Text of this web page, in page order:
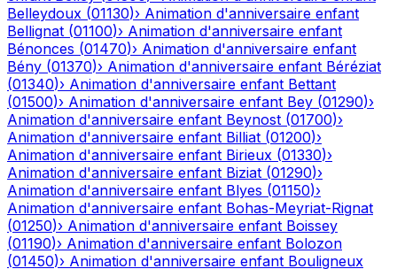
Belleydoux (01130)› Animation d'anniversaire enfant
Bellignat (01100)› Animation d'anniversaire enfant
Bénonces (01470)› Animation d'anniversaire enfant
Bény (01370)› Animation d'anniversaire enfant Béréziat
(01340)› Animation d'anniversaire enfant Bettant
(01500)› Animation d'anniversaire enfant Bey (01290)›
Animation d'anniversaire enfant Beynost (01700)›
Animation d'anniversaire enfant Billiat (01200)›
Animation d'anniversaire enfant Birieux (01330)›
Animation d'anniversaire enfant Biziat (01290)›
Animation d'anniversaire enfant Blyes (01150)›
Animation d'anniversaire enfant Bohas-Meyriat-Rignat
(01250)› Animation d'anniversaire enfant Boissey
(01190)› Animation d'anniversaire enfant Bolozon
(01450)› Animation d'anniversaire enfant Bouligneux